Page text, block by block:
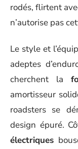
rodés, flirtent
n’autorise pas
Le style et
adeptes
cherchent la
amortisseur
roadsters se
design épuré.
électriques